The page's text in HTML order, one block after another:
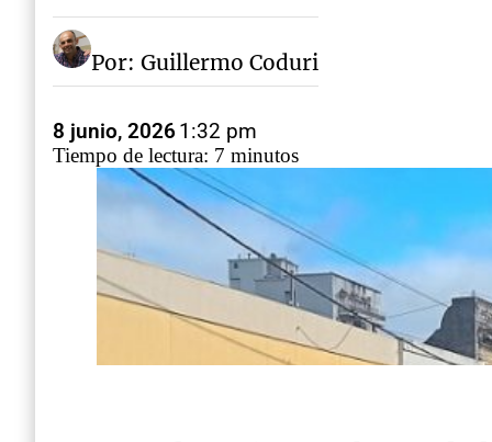
Por: Guillermo Coduri
8 junio, 20261:32 pm
Tiempo de lectura: 7 minutos